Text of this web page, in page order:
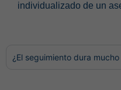
individualizado de un
¿El seguimiento dura